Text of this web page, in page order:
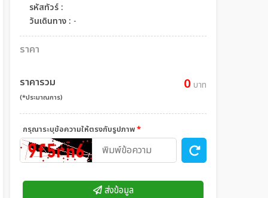
รหัสทัวร์ :
วันเดินทาง : -
ราคา
ราคารวม
(*ประมาณการ)
0 บาท
กรุณาระบุข้อความให้ตรงกับรูปภาพ*
ส่งข้อมูล